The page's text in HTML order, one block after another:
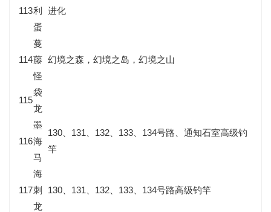
113利
蛋
进化
114
蔓
藤
怪
幻境之森，幻境之岛，幻境之山
115
袋
龙
116
墨
海
马
130、131、132、133、134号路、通知石室高级钓
竿
117
海
刺
龙
130、131、132、133、134号路高级钓竿